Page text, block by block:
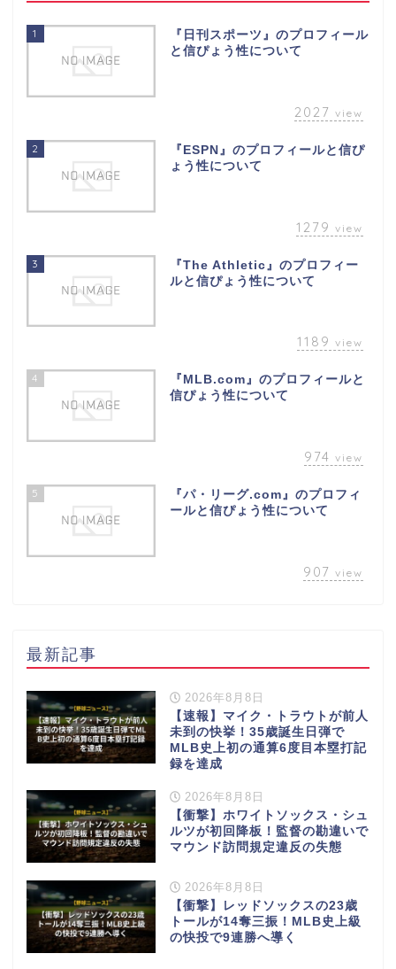
1
『日刊スポーツ』のプロフィール
と信ぴょう性について
2027 view
2
『ESPN』のプロフィールと信ぴ
ょう性について
1279 view
3
『The Athletic』のプロフィー
ルと信ぴょう性について
1189 view
4
『MLB.com』のプロフィールと
信ぴょう性について
974 view
5
『パ・リーグ.com』のプロフィ
ールと信ぴょう性について
907 view
最新記事
2026年8月8日
【速報】マイク・トラウトが前人
未到の快挙！35歳誕生日弾で
MLB史上初の通算6度目本塁打記
録を達成
2026年8月8日
【衝撃】ホワイトソックス・シュ
ルツが初回降板！監督の勘違いで
マウンド訪問規定違反の失態
2026年8月8日
【衝撃】レッドソックスの23歳
トールが14奪三振！MLB史上級
の快投で9連勝へ導く